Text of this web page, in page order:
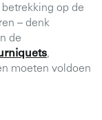
op de
– denk
de
,
moeten voldoen